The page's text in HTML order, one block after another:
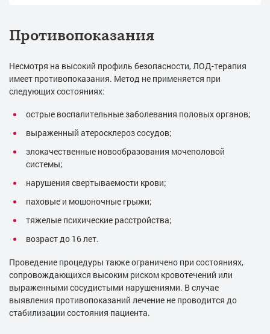
Противопоказания
Несмотря на высокий профиль безопасности, ЛОД-терапия
имеет противопоказания. Метод не применяется при
следующих состояниях:
острые воспалительные заболевания половых органов;
выраженный атеросклероз сосудов;
злокачественные новообразования мочеполовой
системы;
нарушения свертываемости крови;
паховые и мошоночные грыжи;
тяжелые психические расстройства;
возраст до 16 лет.
Проведение процедуры также ограничено при состояниях,
сопровождающихся высоким риском кровотечений или
выраженными сосудистыми нарушениями. В случае
выявления противопоказаний лечение не проводится до
стабилизации состояния пациента.